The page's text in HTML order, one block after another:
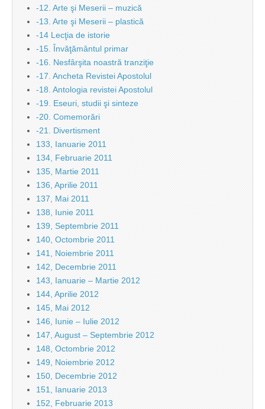
-12. Arte şi Meserii – muzică
-13. Arte şi Meserii – plastică
-14 Lecţia de istorie
-15. Învăţământul primar
-16. Nesfârşita noastră tranziţie
-17. Ancheta Revistei Apostolul
-18. Antologia revistei Apostolul
-19. Eseuri, studii şi sinteze
-20. Comemorări
-21. Divertisment
133, Ianuarie 2011
134, Februarie 2011
135, Martie 2011
136, Aprilie 2011
137, Mai 2011
138, Iunie 2011
139, Septembrie 2011
140, Octombrie 2011
141, Noiembrie 2011
142, Decembrie 2011
143, Ianuarie – Martie 2012
144, Aprilie 2012
145, Mai 2012
146, Iunie – Iulie 2012
147, August – Septembrie 2012
148, Octombrie 2012
149, Noiembrie 2012
150, Decembrie 2012
151, Ianuarie 2013
152, Februarie 2013